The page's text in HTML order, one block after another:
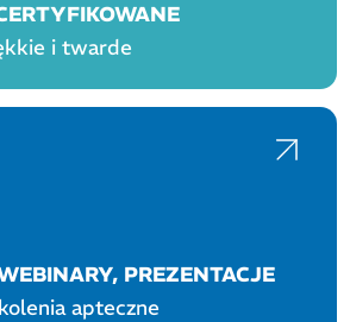
i twarde
PREZENTACJE
apteczne